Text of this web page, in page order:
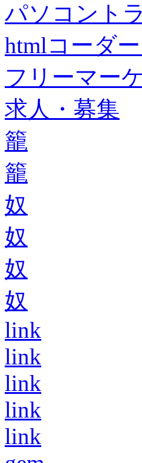
パソコント
htmlコーダ
フリーマー
求人・募集
籠
籠
奴
奴
奴
奴
link
link
link
link
link